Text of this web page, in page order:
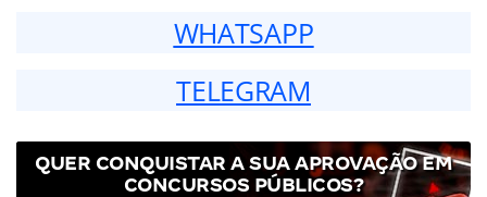
WHATSAPP
TELEGRAM
QUER CONQUISTAR A SUA APROVAÇÃO EM
CONCURSOS PÚBLICOS?